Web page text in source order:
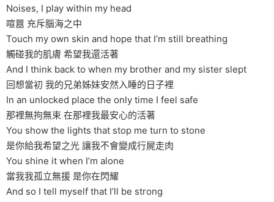
Noises, I play within my head
喧囂 充斥腦海之中
Touch my own skin and hope that I’m still breathing
觸碰我的肌膚 希望我還活著
And I think back to when my brother and my sister slept
回想當初 我的兄弟姊妹安然入睡的日子裡
In an unlocked place the only time I feel safe
那裡無拘無束 在那裡我最安心的活著
You show the lights that stop me turn to stone
是你給我希望之光 讓我不會變成行屍走肉
You shine it when I’m alone
當我我孤立無援 是你在閃耀
And so I tell myself that I’ll be strong